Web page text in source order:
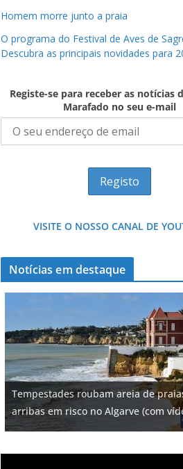
Homem morre junto a praia
O programa do Festival de Aves de
Descubra as principais novidades para
Registe-se para receber as notícias
Marafado no seu e-mail
VISITE O NOSSO CANAL DE
Notícias em destaque
Tempestades roubam areia de
arribas em risco no Algarve (com
Projeto milionário: investimento de
milhões de euros na construção de
hotéis (com vídeo)
Foto do dia: uma cidade algarvia
entre redes e fábricas
Milagre da água. Fontes
Algarve voltam a ter vida (com vídeo)
Tapas do mar a 3 euros cada. Nova
gastronómica nasce no Algarve